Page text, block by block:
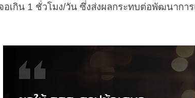
อเกิน 1 ชั่วโมง/วัน ซึ่งส่งผลกระทบต่อพัฒนากา